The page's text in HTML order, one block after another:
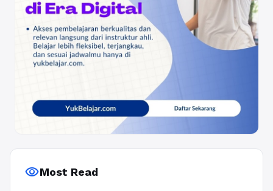
visibilityMost Read